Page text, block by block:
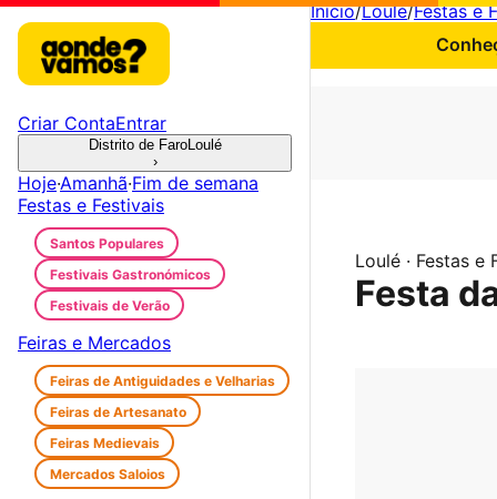
Início/Loulé/Festas e
Loulé · Festas e
Festa
Criar ContaEntrar
Distrito de FaroLoulé
›
Hoje·Amanhã·Fim de semana
Festas e Festivais
Santos Populares
Festivais Gastronómicos
Festivais de Verão
Feiras e Mercados
Feiras de Antiguidades e Velharias
Feiras de Artesanato
Feiras Medievais
Mercados Saloios